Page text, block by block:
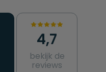
4,7
bekijk de
reviews